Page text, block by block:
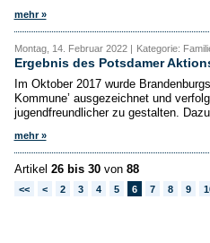
mehr »
Montag, 14. Februar 2022 | Kategorie:
Ergebnis des Potsdamer
Im Oktober 2017 wurde
Kommune’ ausgezeichnet und
jugendfreundlicher zu gestalten.
mehr »
Artikel 26 bis 30von 88
<< < 2 3 4 5 6 7 8 9